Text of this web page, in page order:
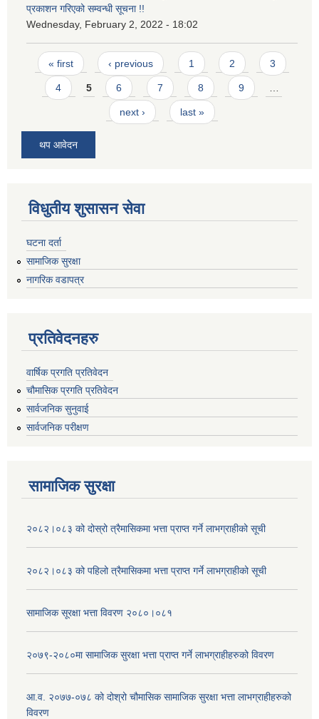
प्रकाशन गरिएको सम्वन्धी सूचना !!
Wednesday, February 2, 2022 - 18:02
Pages
« first ‹ previous 1 2 3
4 5 6 7 8 9
next › last »
थप आवेदन
विधुतीय शुसासन सेवा
घटना दर्ता
सामाजिक सुरक्षा
नागरिक वडापत्र
प्रतिवेदनहरु
वार्षिक प्रगति प्रतिवेदन
चौमासिक प्रगति प्रतिवेदन
सार्वजनिक सुनुवाई
सार्वजनिक परीक्षण
सामाजिक सुरक्षा
२०८२।०८३ को दोस्रो त्रैमासिकमा भत्ता प्राप्‍त गर्ने लाभग्राहीको सूची
२०८२।०८३ को पहिलो त्रैमासिकमा भत्ता प्राप्‍त गर्ने लाभग्राहीको सूची
सामाजिक सूरक्षा भत्ता विवरण २०८०।०८१
२०७९-२०८०मा सामाजिक सुरक्षा भत्ता प्राप्त गर्ने लाभग्राहीहरुको विवरण
आ.व. २०७७-०७८ को दोश्रो चौमासिक सामाजिक सुरक्षा भत्ता लाभग्राहीहरुको
विवरण